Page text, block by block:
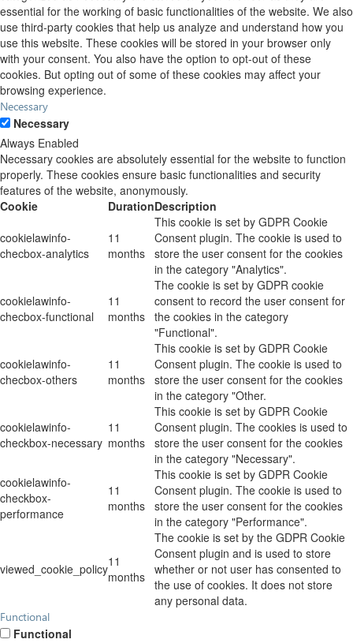
essential for the working of basic functionalities of the website. We also
use third-party cookies that help us analyze and understand how you
use this website. These cookies will be stored in your browser only
with your consent. You also have the option to opt-out of these
cookies. But opting out of some of these cookies may affect your
browsing experience.
Necessary
Necessary
Always Enabled
Necessary cookies are absolutely essential for the website to function
properly. These cookies ensure basic functionalities and security
features of the website, anonymously.
Cookie
DurationDescription
cookielawinfo-
checbox-analytics
11
months
This cookie is set by GDPR Cookie
Consent plugin. The cookie is used to
store the user consent for the cookies
in the category "Analytics".
cookielawinfo-
checbox-functional
11
months
The cookie is set by GDPR cookie
consent to record the user consent for
the cookies in the category
"Functional".
cookielawinfo-
checbox-others
11
months
This cookie is set by GDPR Cookie
Consent plugin. The cookie is used to
store the user consent for the cookies
in the category "Other.
cookielawinfo-
checkbox-necessary
11
months
This cookie is set by GDPR Cookie
Consent plugin. The cookies is used to
store the user consent for the cookies
in the category "Necessary".
cookielawinfo-
checkbox-
performance
11
months
This cookie is set by GDPR Cookie
Consent plugin. The cookie is used to
store the user consent for the cookies
in the category "Performance".
viewed_cookie_policy11
months
The cookie is set by the GDPR Cookie
Consent plugin and is used to store
whether or not user has consented to
the use of cookies. It does not store
any personal data.
Functional
Functional